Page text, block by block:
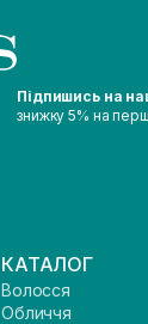
Підпишись на
знижку 5% на
КАТАЛОГ
Волосся
Обличчя